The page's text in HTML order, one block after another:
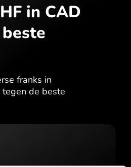
in CAD
franks in
de beste